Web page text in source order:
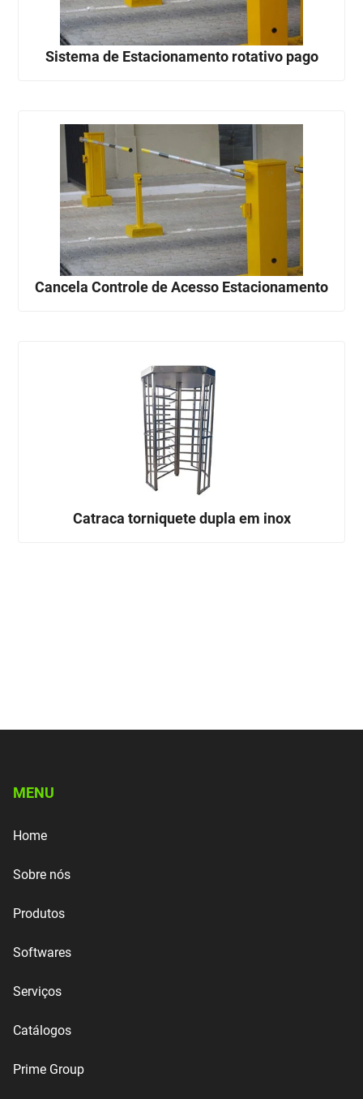
Sistema de Estacionamento rotativo pago
Cancela Controle de Acesso Estacionamento
Catraca torniquete dupla em inox
MENU
Home
Sobre nós
Produtos
Softwares
Serviços
Catálogos
Prime Group